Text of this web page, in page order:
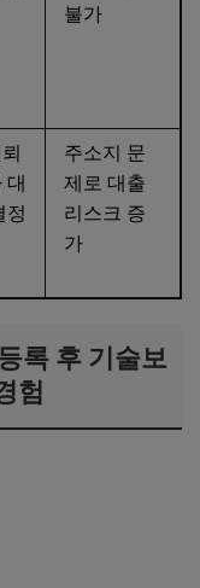
불가
대
정
주소지 문
제로 대출
리스크 증
가
록 후 기술보
험